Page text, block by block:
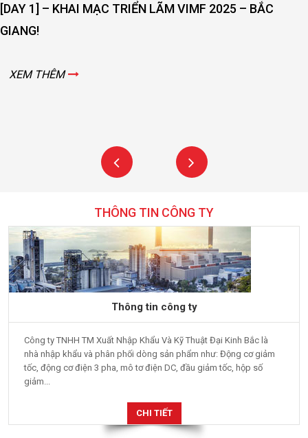
[DAY 1] – KHAI MẠC TRIỂN LÃM VIMF 2025 – BẮC
GIANG!
XEM THÊM
THÔNG TIN CÔNG TY
Thông tin công ty
Công ty TNHH TM Xuất Nhập Khẩu Và Kỹ Thuật Đại Kinh Bắc là
nhà nhập khẩu và phân phối dòng sản phẩm như: Động cơ giảm
tốc, động cơ điện 3 pha, mô tơ điện DC, đầu giảm tốc, hộp số
giảm...
CHI TIẾT